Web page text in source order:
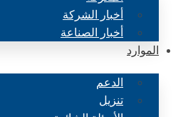
أخبار الشركة
أخبار الصناعة
الموارد
الدعم
تنزيل